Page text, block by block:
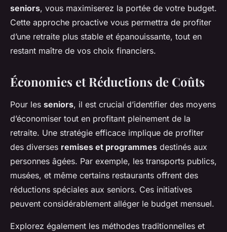
seniors, vous maximiserez la portée de votre budget.
Cette approche proactive vous permettra de profiter
d’une retraite plus stable et épanouissante, tout en
restant maître de vos choix financiers.
Économies et Réductions de Coûts
Pour les seniors, il est crucial d’identifier des moyens
d’économiser tout en profitant pleinement de la
retraite. Une stratégie efficace implique de profiter
des diverses remises et programmes destinés aux
personnes âgées. Par exemple, les transports publics,
musées, et même certains restaurants offrent des
réductions spéciales aux seniors. Ces initiatives
peuvent considérablement alléger le budget mensuel.
Explorez également les méthodes traditionnelles et